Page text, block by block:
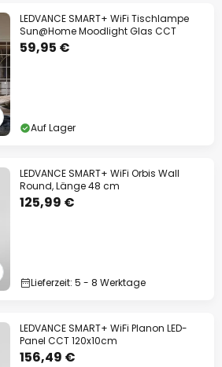
LEDVANCE SMART+ WiFi Tischlampe
Sun@Home Moodlight Glas CCT
59,95 €
Auf Lager
LEDVANCE SMART+ WiFi Orbis Wall
Round, Länge 48 cm
125,99 €
Lieferzeit: 5 - 8 Werktage
LEDVANCE SMART+ WiFi Planon LED-
Panel CCT 120x10cm
156,49 €